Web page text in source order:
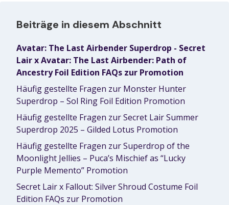
Beiträge in diesem Abschnitt
Avatar: The Last Airbender Superdrop - Secret
Lair x Avatar: The Last Airbender: Path of
Ancestry Foil Edition FAQs zur Promotion
Häufig gestellte Fragen zur Monster Hunter
Superdrop – Sol Ring Foil Edition Promotion
Häufig gestellte Fragen zur Secret Lair Summer
Superdrop 2025 – Gilded Lotus Promotion
Häufig gestellte Fragen zur Superdrop of the
Moonlight Jellies – Puca’s Mischief as “Lucky
Purple Memento” Promotion
Secret Lair x Fallout: Silver Shroud Costume Foil
Edition FAQs zur Promotion